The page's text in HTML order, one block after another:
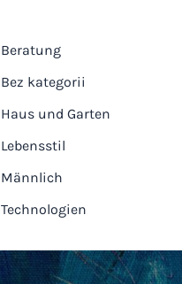
Beratung
Bez kategorii
Haus und Garten
Lebensstil
Männlich
Technologien